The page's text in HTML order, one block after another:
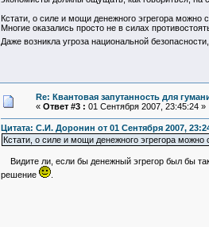
Кстати, о силе и мощи денежного эгрегора можно
Многие оказались просто не в силах
Даже возникла угроза национальной
Re: Квантовая запутанность для
« Ответ #3 : 01 Сентября 2007, 23:45:24 »
Цитата: С.И. Доронин от 01 Сентября 2007,
Кстати, о силе и мощи денежного эгрегора
Видите ли, если бы денежный эгрегор был бы
решение
.